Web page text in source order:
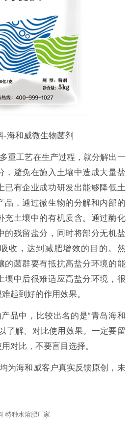
-海和威微生物菌剂
重工艺在生产过程，就分解出一
，避免在施入土壤中造成大量盐
已有企业成功研发出能够降低土
品，通过微生物的分解和内部的
充土壤中的有机质含。通过酶化
的残留盐分，同时将部分无机盐
收，达到减肥增效的目的。然
的菌群要有抵抗高盐分环境的能
壤中后很难适应高盐分环境，很
起到好的作用效果。
品中，比较出名的是“青岛海和
了解、对比使用效果。一定要留
对比，不要盲目选择。
为海和威客户真实反馈原创，未
特种水溶肥厂家